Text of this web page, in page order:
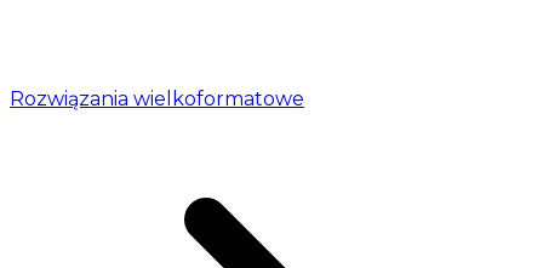
Rozwiązania wielkoformatowe